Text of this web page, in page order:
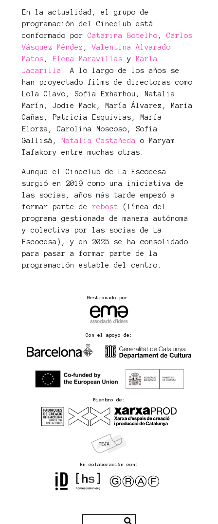
En la actualidad, el grupo de
programación del Cineclub está
conformado por Catarina Botelho , Carlos
Vásquez Méndez ,Valentina Alvarado
Matos , Elena Maravillas y
Marla
Jacarilla
. A lo largo de los años se
han proyectado films de directoras como
Lola Clavo, Sofia Exharhou, Natalia
Marín, Jodie Mack, María Álvarez, María
Cañas, Patricia Esquivias, María
Elorza, Carolina Moscoso, Sofía
Gallisá,
Natalia Castañeda
o Maryam
Tafakory entre muchas otras.
Aunque el Cineclub de La Escocesa
surgió en 2019 como una iniciativa de
las socias, años más tarde empezó a
formar parte de rebost (línea del
programa gestionada de manera autónoma
y colectiva por las socias de La
Escocesa), y en 2025 se ha consolidado
para pasar a formar parte de la
programación estable del centro.
Gestionado por:
Con el apoyo de:
Miembro de:
En colaboración con: